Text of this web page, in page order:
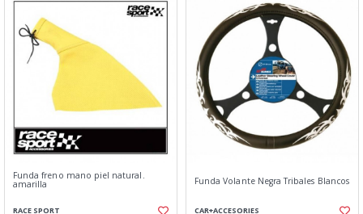
Funda freno mano piel natural.
amarilla
RACE SPORT
Funda Volante Negra Tribales Blancos
CAR+ACCESORIES